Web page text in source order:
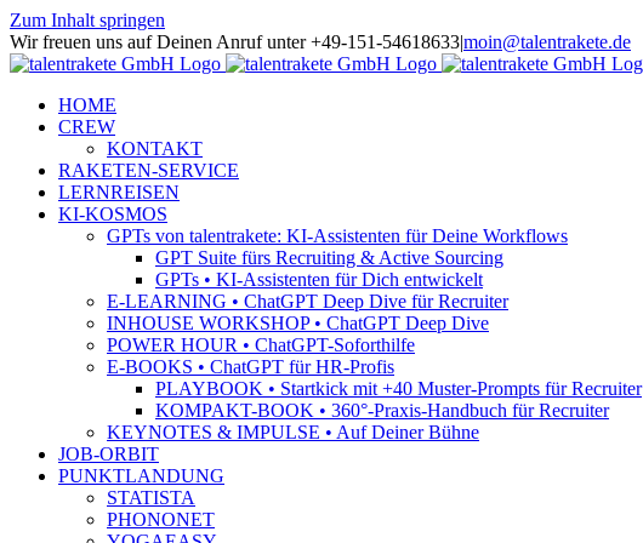
Zum Inhalt springen
Wir freuen uns auf Deinen Anruf unter +49-151-54618633|moin@talentrakete.de
HOME
CREW
KONTAKT
RAKETEN-SERVICE
LERNREISEN
KI-KOSMOS
GPTs von talentrakete: KI-Assistenten für Deine Workflows
GPT Suite fürs Recruiting & Active Sourcing
GPTs • KI-Assistenten für Dich entwickelt
E-LEARNING • ChatGPT Deep Dive für Recruiter
INHOUSE WORKSHOP • ChatGPT Deep Dive
POWER HOUR • ChatGPT-Soforthilfe
E-BOOKS • ChatGPT für HR-Profis
PLAYBOOK • Startkick mit +40 Muster-Prompts für Recruiter
KOMPAKT-BOOK • 360°-Praxis-Handbuch für Recruiter
KEYNOTES & IMPULSE • Auf Deiner Bühne
JOB-ORBIT
PUNKTLANDUNG
STATISTA
PHONONET